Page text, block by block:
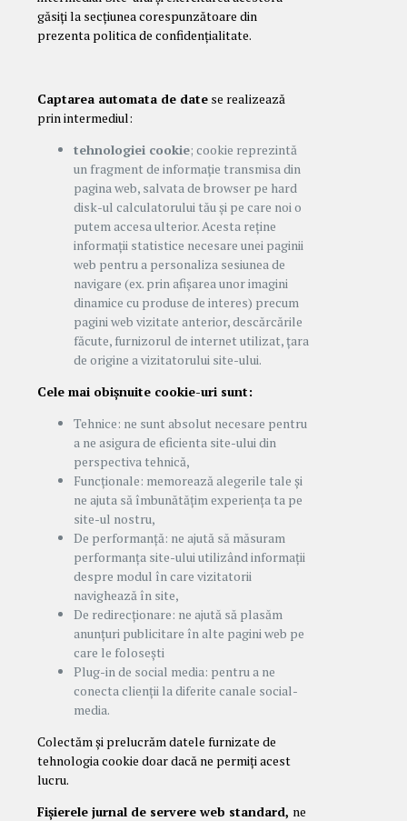
găsiți la secțiunea corespunzătoare din
prezenta politica de confidențialitate.
Captarea automata de date se realizează
prin intermediul:
tehnologiei cookie; cookie reprezintă
un fragment de informație transmisa din
pagina web, salvata de browser pe hard
disk-ul calculatorului tău și pe care noi o
putem accesa ulterior. Acesta reține
informații statistice necesare unei paginii
web pentru a personaliza sesiunea de
navigare (ex. prin afișarea unor imagini
dinamice cu produse de interes) precum
pagini web vizitate anterior, descărcările
făcute, furnizorul de internet utilizat, țara
de origine a vizitatorului site-ului.
Cele mai obișnuite cookie-uri sunt:
Tehnice: ne sunt absolut necesare pentru
a ne asigura de eficienta site-ului din
perspectiva tehnică,
Funcționale: memorează alegerile tale și
ne ajuta să îmbunătățim experiența ta pe
site-ul nostru,
De performanță: ne ajută să măsuram
performanța site-ului utilizând informații
despre modul în care vizitatorii
navighează în site,
De redirecționare: ne ajută să plasăm
anunțuri publicitare în alte pagini web pe
care le folosești
Plug-in de social media: pentru a ne
conecta clienții la diferite canale social-
media.
Colectăm și prelucrăm datele furnizate de
tehnologia cookie doar dacă ne permiți acest
lucru.
Fișierele jurnal de servere web standard, ne